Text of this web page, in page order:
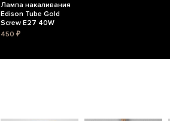
Лампа накаливания
Edison Tube Gold
Screw E27 40W
450 ₽